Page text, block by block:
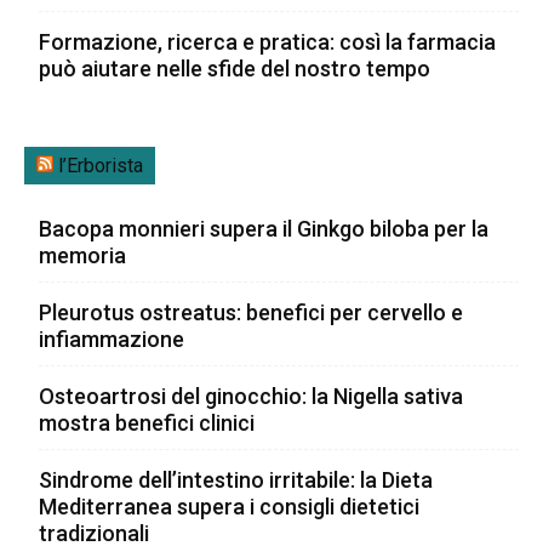
Formazione, ricerca e pratica: così la farmacia
può aiutare nelle sfide del nostro tempo
l’Erborista
Bacopa monnieri supera il Ginkgo biloba per la
memoria
Pleurotus ostreatus: benefici per cervello e
infiammazione
Osteoartrosi del ginocchio: la Nigella sativa
mostra benefici clinici
Sindrome dell’intestino irritabile: la Dieta
Mediterranea supera i consigli dietetici
tradizionali